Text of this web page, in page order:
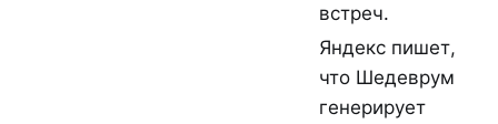
встреч.
Яндекс пишет,
что Шедеврум
генерирует